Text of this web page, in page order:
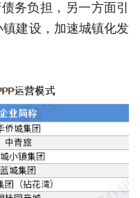
务负担，另一方面引
建设，加速城镇化发